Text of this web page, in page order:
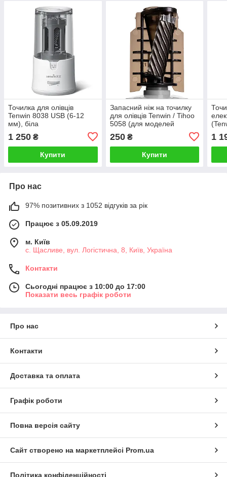
Точилка для олівців
Tenwin 8038 USB (6-12
мм), біла
1 250 ₴
Купити
Запасний ніж на точилку
для олівців Tenwin / Tihoo
5058 (для моделей
250₴
Купити
1
Про нас
97% позитивних з 1052 відгуків за рік
Працює з 05.09.2019
м. Київ
с. Щасливе, вул. Логістична, 8, Київ, Україна
Контакти
Сьогодні працює з 10:00 до 17:00
Показати весь графік роботи
Про нас
Контакти
Доставка та оплата
Графік роботи
Повна версія сайту
Сайт створено на маркетплейсі Prom.ua
Політика конфіденційності